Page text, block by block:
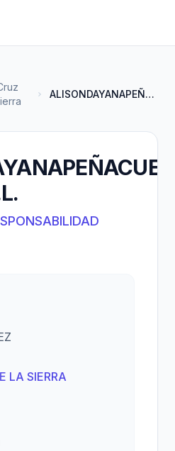
ALISONDAYANAPEÑACUELLAR L.M.R....
LA SIERRA